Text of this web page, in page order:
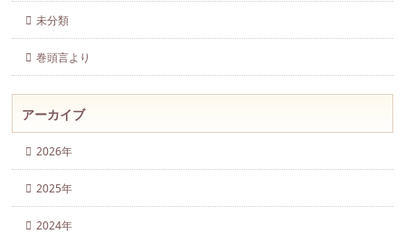
未分類
巻頭言より
アーカイブ
2026年
2025年
2024年